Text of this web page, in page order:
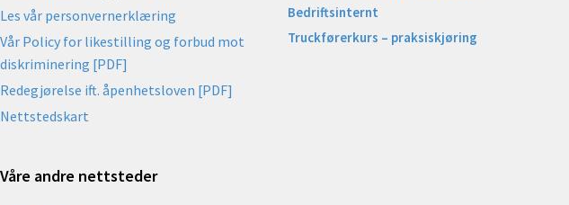
Les vår personvernerklæring
Vår Policy for likestilling og forbud mot
diskriminering [PDF]
Redegjørelse ift. åpenhetsloven [PDF]
Nettstedskart
Våre andre nettsteder
Bedriftsinternt
Truckførerkurs – praksiskjøring